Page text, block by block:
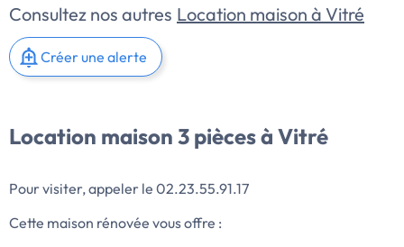
Consultez nos autres Location maison à Vitré
Créer une alerte
Location maison 3 pièces à Vitré
Pour visiter, appeler le 02.23.55.91.17
Cette maison rénovée vous offre :